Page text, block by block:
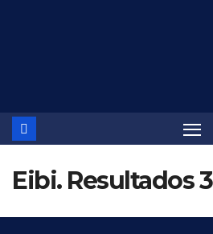
Eibi. Resultados 3